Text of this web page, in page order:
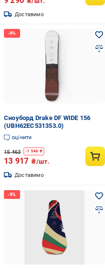
Доставимо
Сноуборд Drake DF WIDE 156
(UBH62EC531353.0)
оцінити
15 463 -1 546 ₴
13 917 ₴/шт.
Доставимо